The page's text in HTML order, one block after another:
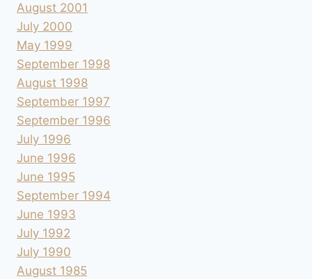
August 2001
July 2000
May 1999
September 1998
August 1998
September 1997
September 1996
July 1996
June 1996
June 1995
September 1994
June 1993
July 1992
July 1990
August 1985